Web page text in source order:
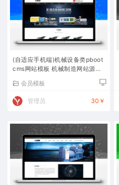
(自适应手机端)机械设备类pboot
cms网站模板 机械制造网站源码
会员模板
管理员 30￥